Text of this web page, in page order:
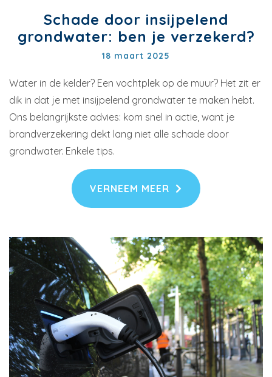
Schade door insijpelend
grondwater: ben je verzekerd?
18 maart 2025
Water in de kelder? Een vochtplek op de muur? Het zit er
dik in dat je met insijpelend grondwater te maken hebt.
Ons belangrijkste advies: kom snel in actie, want je
brandverzekering dekt lang niet alle schade door
grondwater. Enkele tips.
VERNEEM MEER